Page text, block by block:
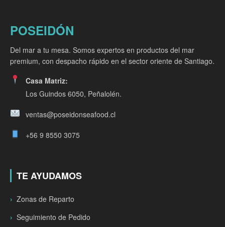
POSEIDÓN
Del mar a tu mesa. Somos expertos en productos del mar
premium, con despacho rápido en el sector oriente de Santiago.
Casa Matriz:
Los Guindos 6050, Peñalolén.
ventas@poseidonseafood.cl
+56 9 8550 3075
TE AYUDAMOS
Zonas de Reparto
Seguimiento de Pedido